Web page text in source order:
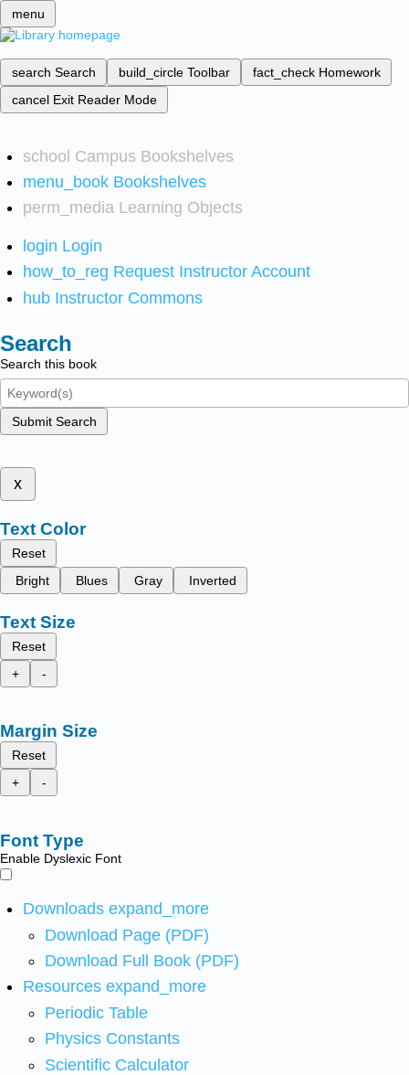
menu
search Search build_circle Toolbar fact_check Homework
cancel Exit Reader Mode
school Campus Bookshelves
menu_book Bookshelves
perm_media Learning Objects
login Login
how_to_reg Request Instructor Account
hub Instructor Commons
Search
Search this book
Submit Search
x
Text Color
Reset
Bright
Blues Gray Inverted
Text Size
Reset
+
-
Margin Size
Reset
+
-
Font Type
Enable Dyslexic Font
Downloads expand_more
Download Page (PDF)
Download Full Book (PDF)
Resources expand_more
Periodic Table
Physics Constants
Scientific Calculator